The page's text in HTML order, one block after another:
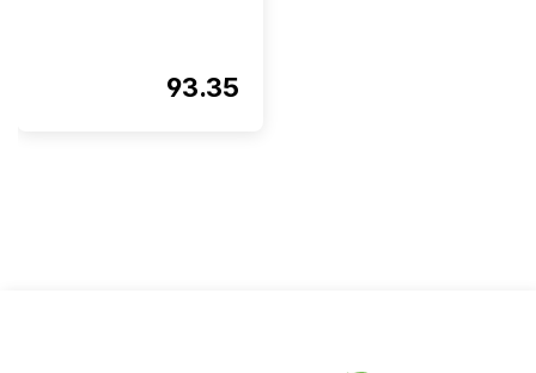
93.35